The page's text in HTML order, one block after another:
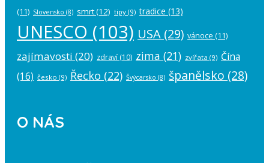
(11) Slovensko (8) smrt(12) tipy (9) tradice (13)
UNESCO (103) USA (29) vánoce (11)
zajímavosti (20) zdraví (10) zima (21) zvířata (9) Čína
(16) česko (9) Řecko (22) Švýcarsko (8) španělsko (28)
O NÁS